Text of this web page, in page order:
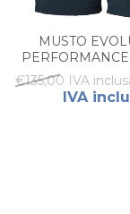
MUSTO
2.0
€135,00 IVA
IVA